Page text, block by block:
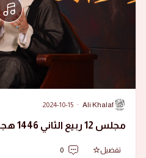
A
Ali Khalaf
·
2024-10-15
مجلس 12 ربيع الثاني 1446 هجرية
تفضيل 0